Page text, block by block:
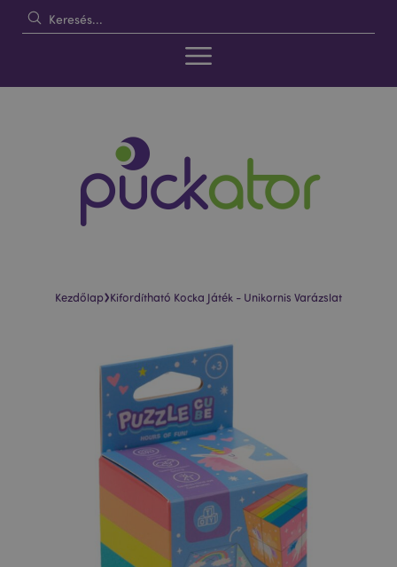
Kezdőlap›Kifordítható Kocka Játék - Unikornis Varázslat